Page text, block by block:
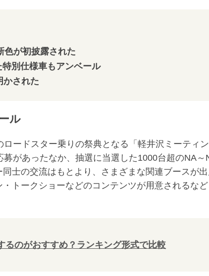
色が初披露された
別仕様車もアンベール
かされた
ル
ードスター乗りの祭典となる「軽井沢ミーティ
があったなか、抽選に当選した1000台超のNA～
士の交流はもとより、さまざまな関連ブースが
トークショーなどのコンテンツが用意されるな
のがおすすめ？ランキング形式で比較